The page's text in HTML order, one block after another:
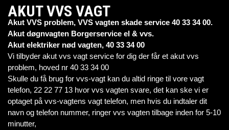
AKUT VVS VAGT
Akut VVS problem, VVS vagten skade service 40 33 34 00.
Akut døgnvagten Borgerservice el & vvs.
Akut elektriker nød vagten, 40 33 34 00
Vi tilbyder akut vvs vagt service for dig der får et akut vvs
problem, hoved nr 40 33 34 00
Skulle du få brug for vvs-vagt kan du altid ringe til vore vagt
telefon, 22 22 77 13 hvor vvs vagten svare, det kan ske vi er
optaget på vvs-vagtens vagt telefon, men hvis du indtaler dit
navn og telefon nummer, ringer vvs vagten tilbage inden for 5-10
minutter,